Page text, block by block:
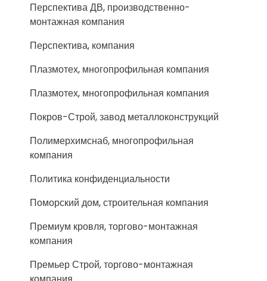
Перспектива ДВ, производственно-
монтажная компания
Перспектива, компания
Плазмотех, многопрофильная компания
Плазмотех, многопрофильная компания
Покров-Строй, завод металлоконструкций
Полимерхимснаб, многопрофильная
компания
Политика конфиденциальности
Поморский дом, строительная компания
Премиум кровля, торгово-монтажная
компания
Премьер Строй, торгово-монтажная